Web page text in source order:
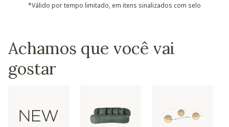
*Válido por tempo limitado, em itens sinalizados com selo
Achamos que você vai
gostar